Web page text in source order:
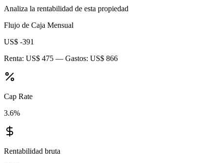
Analiza la rentabilidad de esta propiedad
Flujo de Caja Mensual
US$ -391
Renta: US$ 475 — Gastos: US$ 866
Cap Rate
3.6%
Rentabilidad bruta